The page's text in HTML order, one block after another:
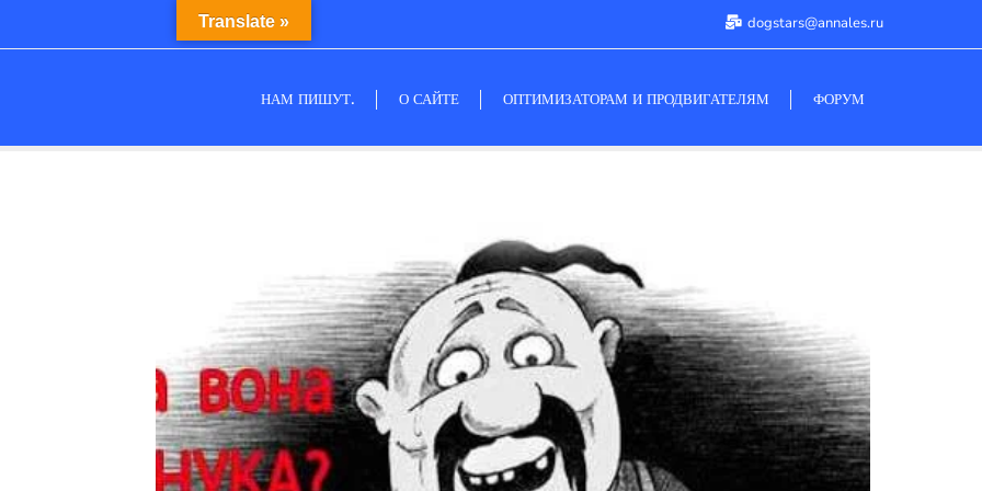
dogstars@annales.ru
НАМ ПИШУТ. О САЙТЕ ОПТИМИЗАТОРАМ И ПРОДВИГАТЕЛЯМ ФОРУМ
Translate »